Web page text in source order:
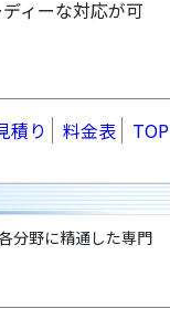
ィーな対応が可
積り 料金表 TOP
分野に精通した専門